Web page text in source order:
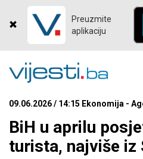
Preuzmite
aplikaciju
09.06.2026 / 14:15 Ekonomija -
BiH u aprilu
turista, najviše iz